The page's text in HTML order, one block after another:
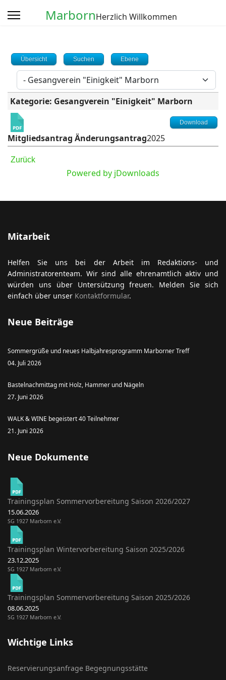
MarbornHerzlich Willkommen
Übersicht Suchen Ebene
Kategorie: Gesangverein "Einigkeit" Marborn
Mitgliedsantrag Änderungsantrag2025
Download
Zurück
Powered by jDownloads
Mitarbeit
Helfen Sie uns bei der Arbeit im Redaktions- und
Administratorenteam. Wir sind alle ehrenamtlich aktiv und
würden uns über Untersützung freuen. Melden Sie sich
einfach über unser Kontaktformular.
Neue Beiträge
Sommergrüße und neues Halbjahresprogramm Marborner Treff
04. Juli 2026
Bastelnachmittag mit Holz, Hammer und Nägeln
27. Juni 2026
WALK & WINE begeistert 40 Teilnehmer
21. Juni 2026
Neue Dokumente
Trainingsplan Sommervorbereitung Saison 2026/2027
15.06.2026
SG 1927 Marborn e.V.
Trainingsplan Wintervorbereitung Saison 2025/2026
23.12.2025
SG 1927 Marborn e.V.
Trainingsplan Sommervorbereitung Saison 2025/2026
08.06.2025
SG 1927 Marborn e.V.
Wichtige Links
Reservierungsanfrage Begegnungsstätte
anzeigen